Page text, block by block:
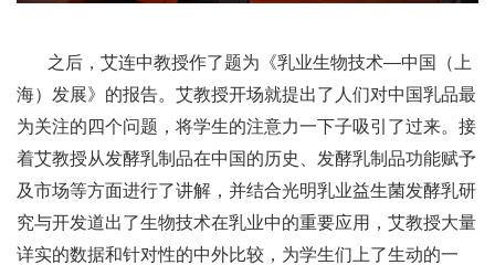
之后，艾连中教授作了题为《乳业生物技术—中国（上
海）发展》的报告。艾教授开场就提出了人们对中国乳品最
为关注的四个问题，将学生的注意力一下子吸引了过来。接
着艾教授从发酵乳制品在中国的历史、发酵乳制品功能赋予
及市场等方面进行了讲解，并结合光明乳业益生菌发酵乳研
究与开发道出了生物技术在乳业中的重要应用，艾教授大量
详实的数据和针对性的中外比较，为学生们上了生动的一